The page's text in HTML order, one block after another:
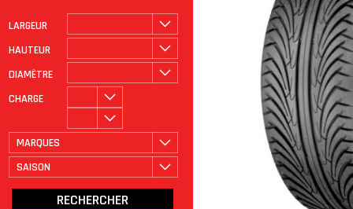
LARGEUR
HAUTEUR
DIAMÈTRE
CHARGE
MARQUES
SAISON
ROULAGE À PLAT